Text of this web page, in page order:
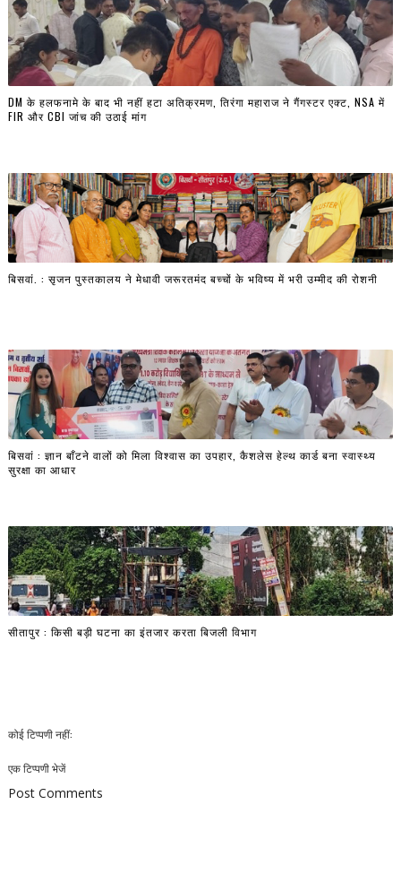
DM के हलफनामे के बाद भी नहीं हटा अतिक्रमण, तिरंगा महाराज ने गैंगस्टर एक्ट, NSA में
FIR और CBI जांच की उठाई मांग
बिसवां. : सृजन पुस्तकालय ने मेधावी जरूरतमंद बच्चों के भविष्य में भरी उम्मीद की रोशनी
बिसवां : ज्ञान बाँटने वालों को मिला विश्वास का उपहार, कैशलेस हेल्थ कार्ड बना स्वास्थ्य
सुरक्षा का आधार
सीतापुर : किसी बड़ी घटना का इंतजार करता बिजली विभाग
कोई टिप्पणी नहीं:
एक टिप्पणी भेजें
Post Comments